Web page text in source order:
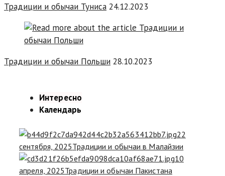
Традиции и обычаи Туниса 24.12.2023
Традиции и обычаи Польши 28.10.2023
Интересно
Календарь
22
сентября, 2025Традиции и обычаи в Малайзии
10
апреля, 2025Традиции и обычаи Пакистана